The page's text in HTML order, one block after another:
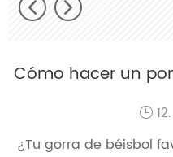
Cómo hacer un
¿Tu gorra de béisbol